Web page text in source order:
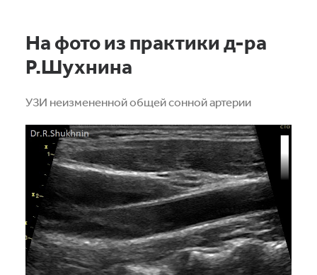
На фото из практики д-ра
Р.Шухнина
УЗИ неизмененной общей сонной артерии